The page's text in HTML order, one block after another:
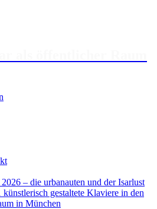
– die urbanauten und der Isarlust
künstlerisch gestaltete Klaviere in den
in München